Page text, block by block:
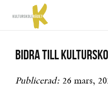
Bidra till
Publicerad: 26 mars,